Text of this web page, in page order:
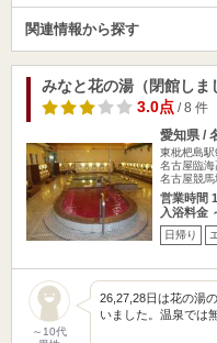
関連情報から探す
みなと花の湯（閉館しま
3.0点/ 8 件
愛知県 /
東枇杷島
名古屋臨
名古屋競馬
営業時間
入浴料金
日帰り
～10代
26,27,28日は花の湯
いました。温泉では